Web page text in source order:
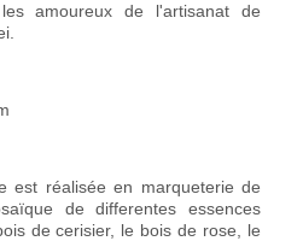
amoureux de l'artisanat de
est réalisée en marqueterie de
de differentes essences
de cerisier, le bois de rose, le